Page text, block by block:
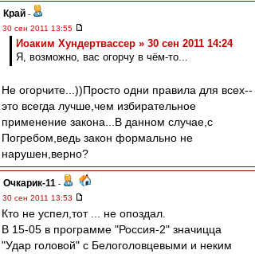
Край -
30 сен 2011 13:55
Иоаким Хундертвассер » 30 сен 2011 14:24
Я, возможно, вас огорчу в чём-то...
Не огорчите...))Просто одни правила для всех--
это всегда лучше,чем избирательное
применение закона...В данном случае,с
Погребом,ведь закон формально не
нарушен,верно?
Очкарик-11 -
30 сен 2011 13:53
Кто не успел,тот ... не опоздал.
В 15-05 в программе "Россия-2" значицца
"Удар головой" с Белоголовцевыми и неким